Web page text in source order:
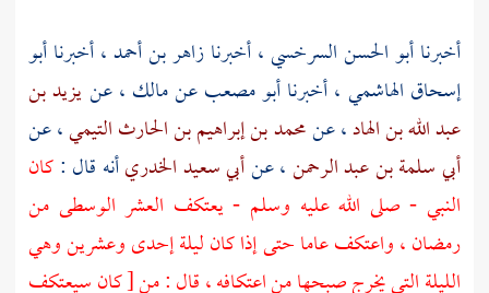
أخبرناأبو الحسن السرخسي، أخبرنازاهر بن أحمد، أخبرناأبو
إسحاق الهاشمي ، أخبرناأبو مصعبعنمالك ،عنيزيد بن
عبد الله بن الهاد، عنمحمد بن إبراهيم بن الحارث التيمي، عن
أبي سلمة بن عبد الرحمن، عنأبي سعيد الخدريأنه قال :كان
النبي - صلى الله عليه وسلم - يعتكف العشر الوسطى من
رمضان ، واعتكف عاما حتى إذا كان ليلة إحدى وعشرين وهي
الليلة التي يخرج صبحها من اعتكافه ، قال : من [ كان سيعتكف